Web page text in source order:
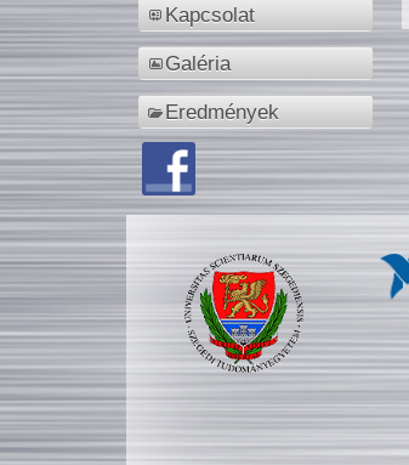
Kapcsolat
Galéria
Eredmények